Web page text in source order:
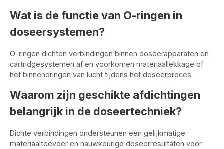
Wat is de functie van O-ringen in
doseersystemen?
O-ringen dichten verbindingen binnen doseerapparaten en
cartridgesystemen af en voorkomen materiaallekkage of
het binnendringen van lucht tijdens het doseerproces.
Waarom zijn geschikte afdichtingen
belangrijk in de doseertechniek?
Dichte verbindingen ondersteunen een gelijkmatige
materiaaltoevoer en nauwkeurige doseerresultaten voor